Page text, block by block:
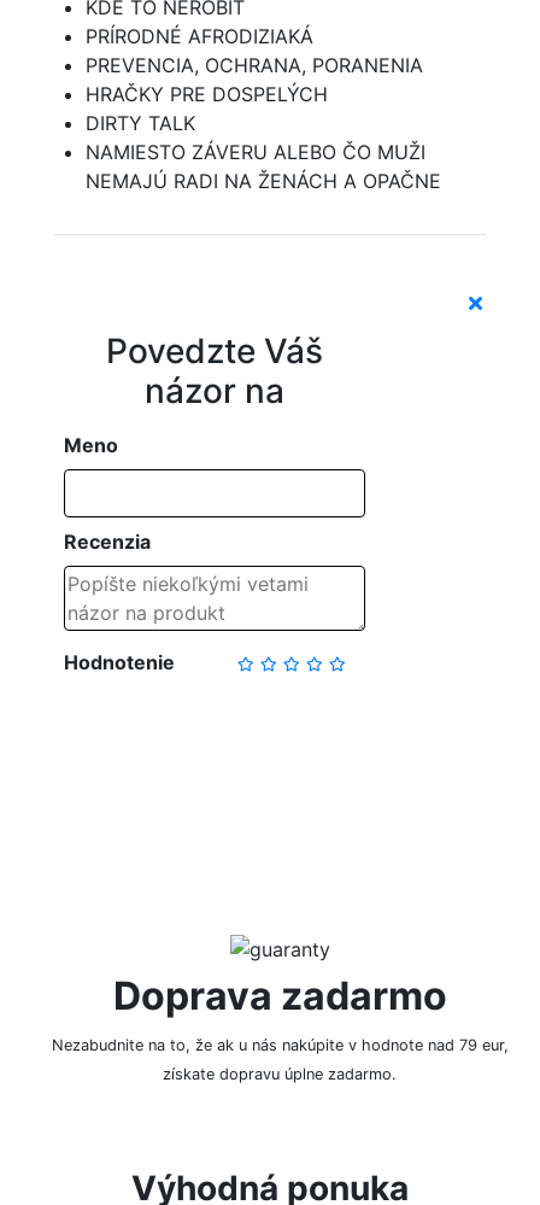
KDE TO NEROBIŤ
PRÍRODNÉ AFRODIZIAKÁ
PREVENCIA, OCHRANA, PORANENIA
HRAČKY PRE DOSPELÝCH
DIRTY TALK
NAMIESTO ZÁVERU ALEBO ČO MUŽI
NEMAJÚ RADI NA ŽENÁCH A OPAČNE
Povedzte Váš
názor na
Meno
Recenzia
Hodnotenie
Doprava zadarmo
Nezabudnite na to, že ak u nás nakúpite v hodnote nad 79 eur,
získate dopravu úplne zadarmo.
Výhodná ponuka